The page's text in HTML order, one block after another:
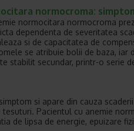
normocroma:
normocitara normocroma
dependenta de severitatea
si de capacitatea de
se atribuie bolii de baza, iar
stabilit secundar, printr-o serie
si apare din cauza
Pacientul cu anemie
de lipsa de energie, epuizare